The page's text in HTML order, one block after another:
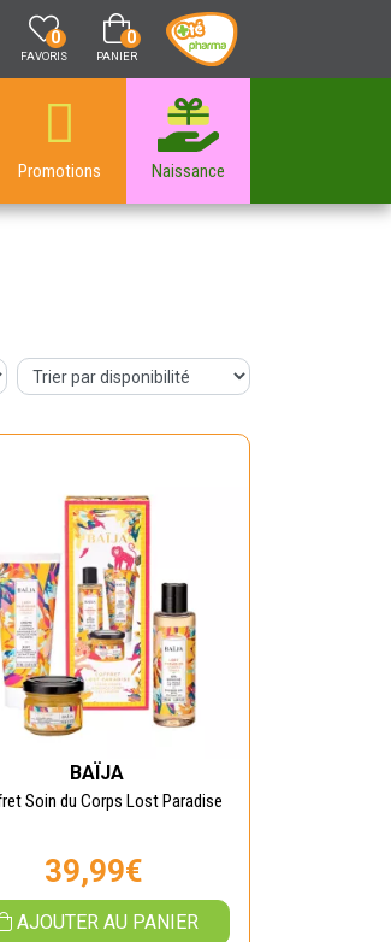
FAVORIS
0
PANIER
0
Promotions Naissance
BAÏJA
Soin du Corps Lost Paradise
39,99€
AJOUTER AU PANIER